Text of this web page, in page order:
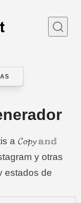
a 𝓒𝓸𝓹𝔂 𝕒𝕟𝕕
y otras
estados de